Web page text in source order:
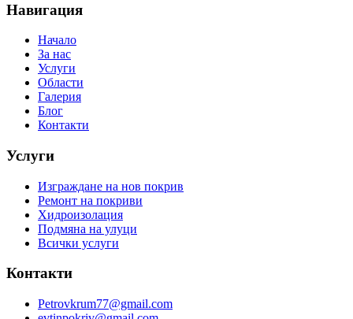
Навигация
Начало
За нас
Услуги
Области
Галерия
Блог
Контакти
Услуги
Изграждане на нов покрив
Ремонт на покриви
Хидроизолация
Подмяна на улуци
Всички услуги
Контакти
Petrovkrum77@gmail.com